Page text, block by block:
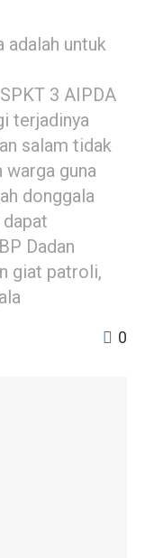
untuk
3 AIPDA
terjadinya
salam tidak
guna
donggala
Dadan
giat patroli,
0